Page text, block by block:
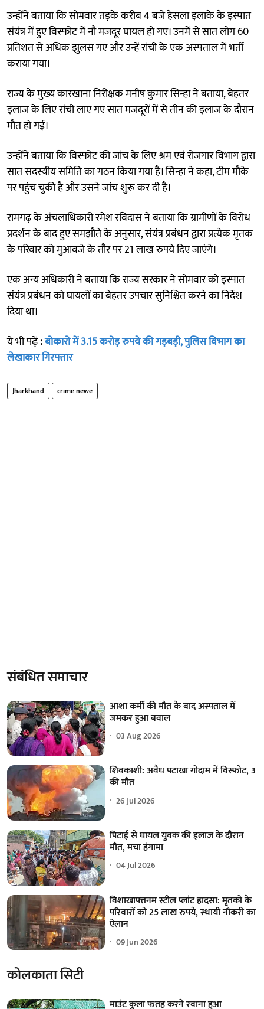
उन्होंने बताया कि सोमवार तड़के करीब 4 बजे हेसला इलाके के इस्पात
संयंत्र में हुए विस्फोट में नौ मजदूर घायल हो गए। उनमें से सात लोग 60
प्रतिशत से अधिक झुलस गए और उन्हें रांची के एक अस्पताल में भर्ती
कराया गया।
राज्य के मुख्य कारखाना निरीक्षक मनीष कुमार सिन्हा ने बताया, बेहतर
इलाज के लिए रांची लाए गए सात मजदूरों में से तीन की इलाज के दौरान
मौत हो गई।
उन्होंने बताया कि विस्फोट की जांच के लिए श्रम एवं रोजगार विभाग द्वारा
सात सदस्यीय समिति का गठन किया गया है। सिन्हा ने कहा, टीम मौके
पर पहुंच चुकी है और उसने जांच शुरू कर दी है।
रामगढ़ के अंचलाधिकारी रमेश रविदास ने बताया कि ग्रामीणों के विरोध
प्रदर्शन के बाद हुए समझौते के अनुसार, संयंत्र प्रबंधन द्वारा प्रत्येक मृतक
के परिवार को मुआवजे के तौर पर 21 लाख रुपये दिए जाएंगे।
एक अन्य अधिकारी ने बताया कि राज्य सरकार ने सोमवार को इस्पात
संयंत्र प्रबंधन को घायलों का बेहतर उपचार सुनिश्चित करने का निर्देश
दिया था।
ये भी पढ़ें:बोकारो में 3.15 करोड़ रुपये की गड़बड़ी, पुलिस विभाग का
लेखाकार गिरफ्तार
Jharkhand crime newe
संबंधित समाचार
आशा कर्मी की मौत के बाद अस्पताल में
जमकर हुआ बवाल
03 Aug 2026
शिवकाशी: अवैध पटाखा गोदाम में विस्फोट, 3
की मौत
26 Jul 2026
पिटाई से घायल युवक की इलाज के दौरान
मौत, मचा हंगामा
04 Jul 2026
विशाखापत्तनम स्टील प्लांट हादसा: मृतकों के
परिवारों को 25 लाख रुपये, स्थायी नौकरी का
ऐलान
09 Jun 2026
कोलकाता सिटी
माउंट कुला फतह करने रवाना हुआ